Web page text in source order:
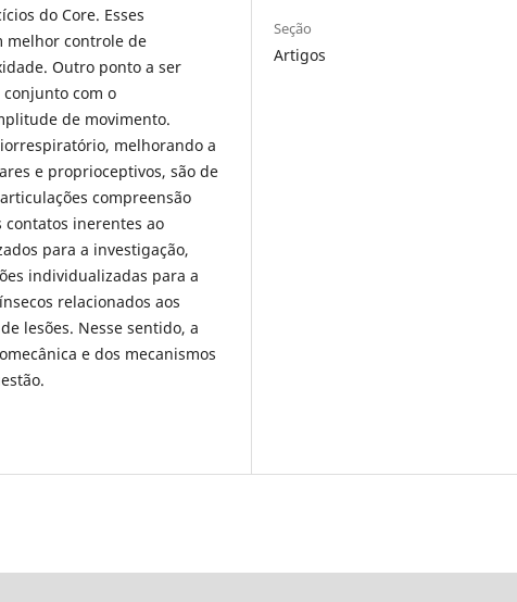
do Core. Esses
melhor controle de
Outro ponto a ser
com o
de movimento.
melhorando a
e proprioceptivos, são de
compreensão
contatos inerentes ao
para a investigação,
individualizadas para a
relacionados aos
lesões. Nesse sentido, a
e dos mecanismos
Seção
Artigos